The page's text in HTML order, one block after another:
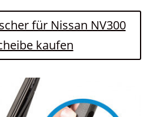
für Nissan NV300
kaufen